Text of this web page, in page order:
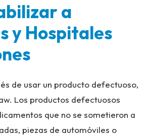
a
y Hospitales
de usar un producto defectuoso,
Los productos defectuosos
que no se sometieron a
piezas de automóviles o